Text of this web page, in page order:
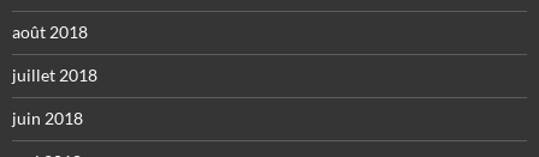
août 2018
juillet 2018
juin 2018